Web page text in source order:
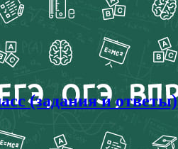
(задания и ответы)